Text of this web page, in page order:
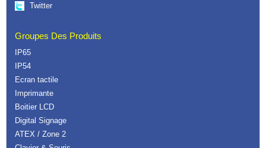
Twitter
Groupes Des Produits
IP65
IP54
Ecran tactile
Imprimante
Boitier LCD
Digital Signage
ATEX / Zone 2